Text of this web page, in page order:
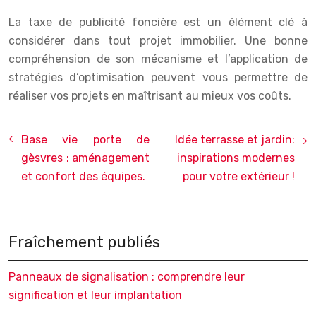
La taxe de publicité foncière est un élément clé à
considérer dans tout projet immobilier. Une bonne
compréhension de son mécanisme et l’application de
stratégies d’optimisation peuvent vous permettre de
réaliser vos projets en maîtrisant au mieux vos coûts.
Base vie porte de
gèsvres : aménagement
et confort des équipes.
Idée terrasse et jardin:
inspirations modernes
pour votre extérieur !
Fraîchement publiés
Panneaux de signalisation : comprendre leur
signification et leur implantation